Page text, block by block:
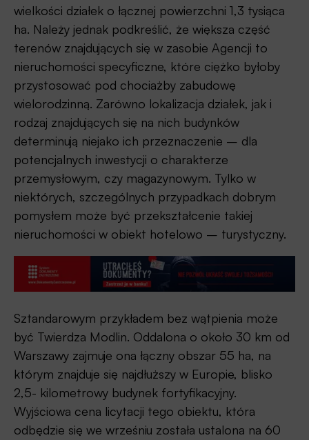
wielkości działek o łącznej powierzchni 1,3 tysiąca
ha. Należy jednak podkreślić, że większa część
terenów znajdujących się w zasobie Agencji to
nieruchomości specyficzne, które ciężko byłoby
przystosować pod chociażby zabudowę
wielorodzinną. Zarówno lokalizacja działek, jak i
rodzaj znajdujących się na nich budynków
determinują niejako ich przeznaczenie – dla
potencjalnych inwestycji o charakterze
przemysłowym, czy magazynowym. Tylko w
niektórych, szczególnych przypadkach dobrym
pomysłem może być przekształcenie takiej
nieruchomości w obiekt hotelowo – turystyczny.
Sztandarowym przykładem bez wątpienia może
być Twierdza Modlin. Oddalona o około 30 km od
Warszawy zajmuje ona łączny obszar 55 ha, na
którym znajduje się najdłuższy w Europie, blisko
2,5- kilometrowy budynek fortyfikacyjny.
Wyjściowa cena licytacji tego obiektu, która
odbędzie się we wrześniu została ustalona na 60